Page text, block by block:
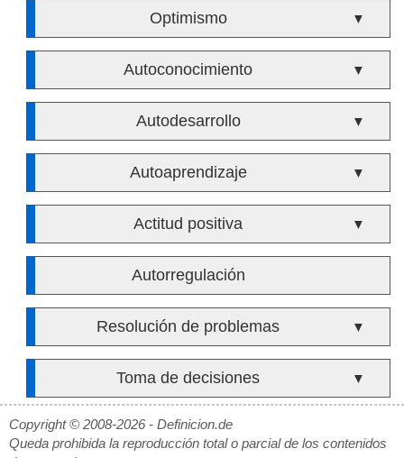
Optimismo ▼
Autoconocimiento ▼
Autodesarrollo ▼
Autoaprendizaje ▼
Actitud positiva ▼
Autorregulación
Resolución de problemas ▼
Toma de decisiones ▼
Copyright © 2008-2026 - Definicion.de
Queda prohibida la reproducción total o parcial de los contenidos